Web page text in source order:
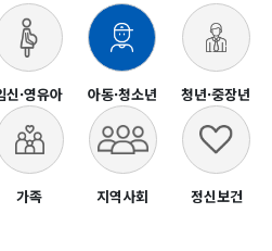
신·영유아 아동·청소년 청년·중장년
가족 지역사회 정신보건